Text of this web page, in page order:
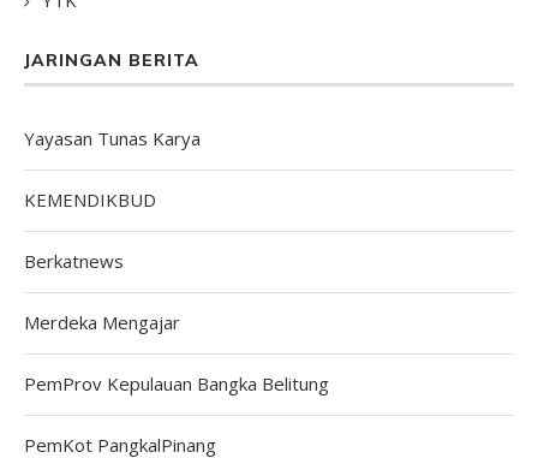
JARINGAN BERITA
Yayasan Tunas Karya
KEMENDIKBUD
Berkatnews
Merdeka Mengajar
PemProv Kepulauan Bangka Belitung
PemKot PangkalPinang